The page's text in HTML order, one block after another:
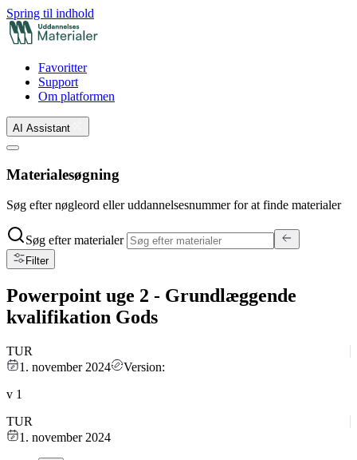
Spring til indhold
Favoritter
Support
Om platformen
AI Assistant
Materialesøgning
Søg efter nøgleord eller uddannelsesnummer for at finde materialer
Søg efter materialer
Filter
Powerpoint uge 2 - Grundlæggende
kvalifikation Gods
TUR
1. november 2024
Version:
v 1
TUR
1. november 2024